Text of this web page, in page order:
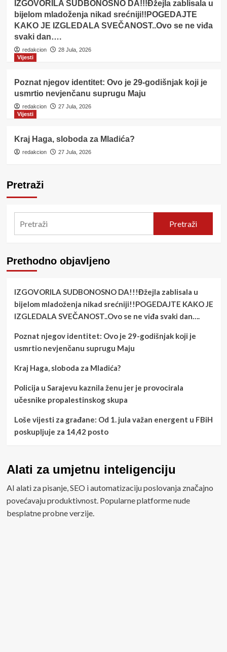
IZGOVORILA SUDBONOSNO DA!!!Đžejla zablisala u
bijelom mladoženja nikad srećniji!!POGEDAJTE
KAKO JE IZGLEDALA SVEČANOST..Ovo se ne viđa
svaki dan….
redakcion
28 Jula, 2026
Vijesti
Poznat njegov identitet: Ovo je 29-godišnjak koji je
usmrtio nevjenčanu suprugu Maju
redakcion
27 Jula, 2026
Vijesti
Kraj Haga, sloboda za Mladića?
redakcion 27 Jula, 2026
Pretraži
Pretraži
Prethodno objavljeno
IZGOVORILA SUDBONOSNO DA!!!Đžejla zablisala u
bijelom mladoženja nikad srećniji!!POGEDAJTE KAKO JE
IZGLEDALA SVEČANOST..Ovo se ne viđa svaki dan….
Poznat njegov identitet: Ovo je 29-godišnjak koji je
usmrtio nevjenčanu suprugu Maju
Kraj Haga, sloboda za Mladića?
Policija u Sarajevu kaznila ženu jer je provocirala
učesnike propalestinskog skupa
Loše vijesti za građane: Od 1. jula važan energent u FBiH
poskupljuje za 14,42 posto
Alati za umjetnu inteligenciju
AI alati za pisanje, SEO i automatizaciju poslovanja značajno
povećavaju produktivnost. Popularne platforme nude
besplatne probne verzije.